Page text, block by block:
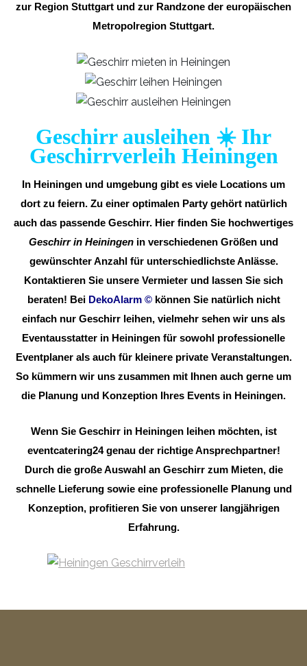
zur Region Stuttgart und zur Randzone der europäischen
Metropolregion Stuttgart.
Geschirr ausleihen ☀️ Ihr
Geschirrverleih Heiningen
In Heiningen und umgebung gibt es viele Locations um
dort zu feiern. Zu einer optimalen Party gehört natürlich
auch das passende Geschirr. Hier finden Sie hochwertiges
Geschirr in Heiningen in verschiedenen Größen und
gewünschter Anzahl für unterschiedlichste Anlässe.
Kontaktieren Sie unsere Vermieter und lassen Sie sich
beraten! Bei DekoAlarm © können Sie natürlich nicht
einfach nur Geschirr leihen, vielmehr sehen wir uns als
Eventausstatter in Heiningen für sowohl professionelle
Eventplaner als auch für kleinere private Veranstaltungen.
So kümmern wir uns zusammen mit Ihnen auch gerne um
die Planung und Konzeption Ihres Events in Heiningen.
Wenn Sie Geschirr in Heiningen leihen möchten, ist
eventcatering24 genau der richtige Ansprechpartner!
Durch die große Auswahl an Geschirr zum Mieten, die
schnelle Lieferung sowie eine professionelle Planung und
Konzeption, profitieren Sie von unserer langjährigen
Erfahrung.